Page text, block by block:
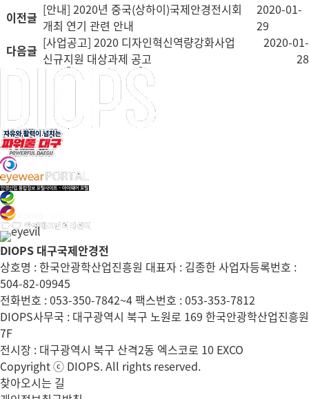
이전글 [안내] 2020년 중국(상하이)국제안경전시회
개최 연기 관련 안내
2020-01-
29
다음글 [사업공고] 2020 디자인혁신역량강화사업
신규지원 대상과제 공고
2020-01-
28
DIOPS 대구국제안경전
상호명 : 한국안광학산업진흥원 대표자 : 김종한 사업자등록번호 :
504-82-09945
전화번호 : 053-350-7842~4 팩스번호 : 053-353-7812
DIOPS사무국 : 대구광역시 북구 노원로 169 한국안광학산업진흥원
7F
전시장 : 대구광역시 북구 산격2동 엑스코로 10 EXCO
Copyright ⓒ DIOPS. All rights reserved.
찾아오시는 길